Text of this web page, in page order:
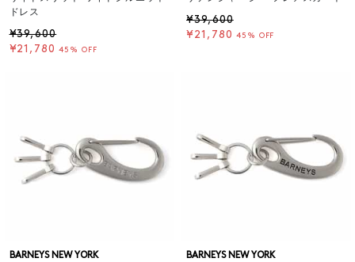
ドレス
¥39,600
¥21,780 45% OFF
¥39,600
¥21,780 45% OFF
BARNEYS NEW YORK
BARNEYS NEW YORK